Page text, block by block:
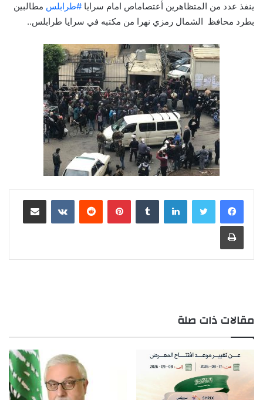
ينفذ عدد من المتظاهرين أعتصاماص امام سرايا#طرابلس مطالبين
‏بطرد محافظ الشمال رمزي نهرا من مكتبه في سرايا طرابلس..
لينكدإن بينتيريست
مقالات ذات صلة